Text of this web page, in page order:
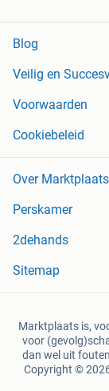
Blog
Veilig en
Voorwaarden
Cookiebeleid
Over Marktplaats
Perskamer
2dehands
Sitemap
Marktplaats is,
voor
dan wel uit
Copyright ©